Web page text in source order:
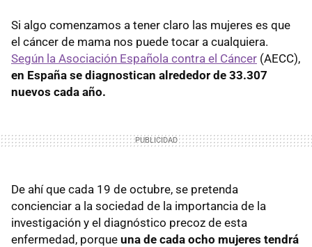
Si algo comenzamos a tener claro las mujeres es que
el cáncer de mama nos puede tocar a cualquiera.
Según la Asociación Española contra el Cáncer (AECC),
en España se diagnostican alrededor de 33.307
nuevos cada año.
De ahí que cada 19 de octubre, se pretenda
concienciar a la sociedad de la importancia de la
investigación y el diagnóstico precoz de esta
enfermedad, porque una de cada ocho mujeres tendrá